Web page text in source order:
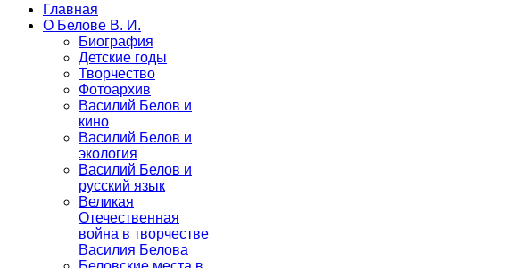
Главная
О Белове В. И.
Биография
Детские годы
Творчество
Фотоархив
Василий Белов и
кино
Василий Белов и
экология
Василий Белов и
русский язык
Великая
Отечественная
война в творчестве
Василия Белова